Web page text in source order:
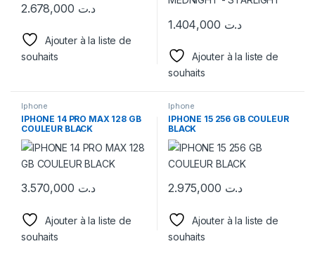
د.ت
Ajouter à la liste de
souhaits
د.ت
Ajouter à la liste de
souhaits
Iphone
IPHONE 14 PRO MAX 128 GB
COULEUR BLACK
د.ت
Ajouter à la liste de
souhaits
Iphone
IPHONE 15 256 GB COULEUR
BLACK
د.ت
Ajouter à la liste de
souhaits